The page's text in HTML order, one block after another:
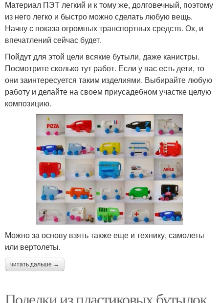
Материал ПЭТ легкий и к тому же, долговечный, поэтому
из него легко и быстро можно сделать любую вещь.
Начну с показа огромных транспортных средств. Ох, и
впечатлений сейчас будет.
Пойдут для этой цели всякие бутыли, даже канистры.
Посмотрите сколько тут работ. Если у вас есть дети, то
они заинтересуется таким изделиями. Выбирайте любую
работу и делайте на своем приусадебном участке целую
композицию.
Можно за основу взять также еще и технику, самолеты
или вертолеты.
читать дальше →